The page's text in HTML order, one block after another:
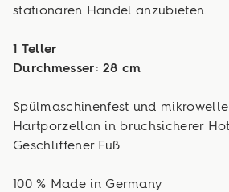
stationären Handel anzubieten.
1 Teller
Durchmesser: 28 cm
Spülmaschinenfest und
Hartporzellan in bruchsicherer
Geschliffener Fuß
100 % Made in Germany